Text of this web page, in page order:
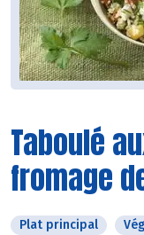
Taboulé
fromage
Plat principal